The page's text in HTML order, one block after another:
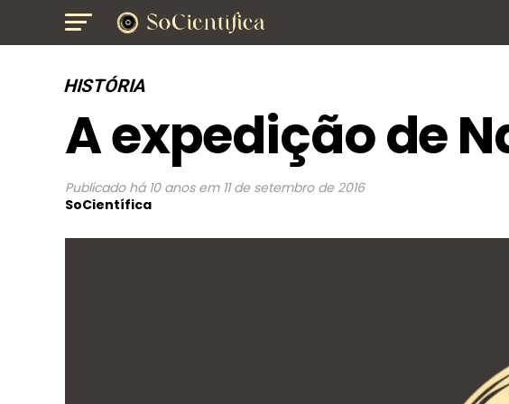
HISTÓRIA
A expedição de
Publicado há 10 anos em 11 de setembro de 2016
SoCientífica